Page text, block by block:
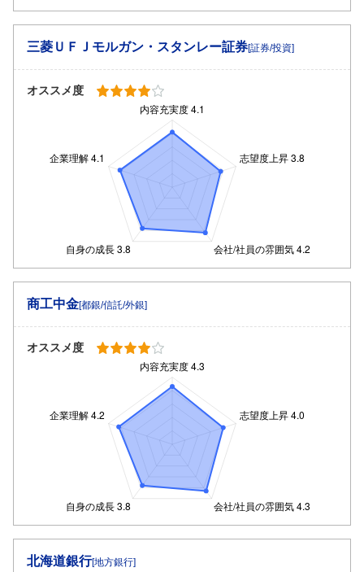
三菱ＵＦＪモルガン・スタンレー証券[証券/投資]
オススメ度
商工中金[都銀/信託/外銀]
オススメ度
北海道銀行[地方銀行]